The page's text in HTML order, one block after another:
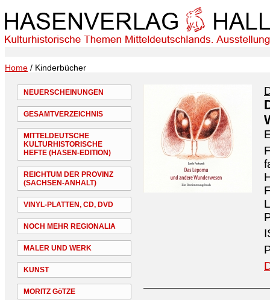
Home / Kinderbücher
NEUERSCHEINUNGEN
GESAMTVERZEICHNIS
MITTELDEUTSCHE
KULTURHISTORISCHE
HEFTE (HASEN-EDITION)
REICHTUM DER PROVINZ
(SACHSEN-ANHALT)
VINYL-PLATTEN, CD, DVD
NOCH MEHR REGIONALIA
MALER UND WERK
KUNST
MORITZ GöTZE